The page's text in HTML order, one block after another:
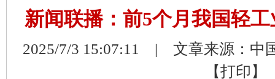
新闻联播：前5个月我国轻
2025/7/3 15:07:11 | 文章来源：中
【打印】